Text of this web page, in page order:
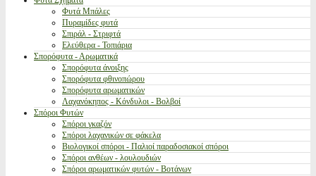
Φυτά Μπάλες
Πυραμίδες φυτά
Σπιράλ - Στριφτά
Ελεύθερα - Τοπιάρια
Σπορόφυτα - Αρωματικά
Σπορόφυτα άνοιξης
Σπορόφυτα φθινοπώρου
Σπορόφυτα αρωματικών
Λαχανόκηπος - Κόνδυλοι - Βολβοί
Σπόροι Φυτών
Σπόροι γκαζόν
Σπόροι λαχανικών σε φάκελα
Βιολογικοί σπόροι - Παλιοί παραδοσιακοί σπόροι
Σπόροι ανθέων - λουλουδιών
Σπόροι αρωματικών φυτών - Βοτάνων